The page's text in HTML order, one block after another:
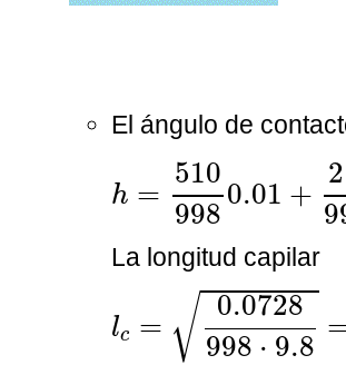
El ángulo de
h =
510
998
0.01 +
2
510998 2·
La longitud capilar
lc = √ 0.0728
998 ⋅ 9.8
0.0728998·9.8